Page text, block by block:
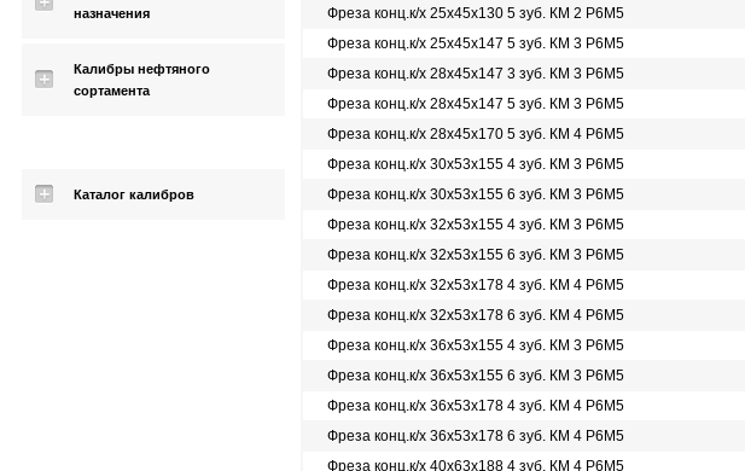
назначения
Калибры нефтяного
сортамента
Каталог калибров
Фреза конц.к/х 25х45х130 5 зуб. КМ 2 Р6М5
Фреза конц.к/х 25х45х147 5 зуб. КМ 3 Р6М5
Фреза конц.к/х 28х45х147 3 зуб. КМ 3 Р6М5
Фреза конц.к/х 28х45х147 5 зуб. КМ 3 Р6М5
Фреза конц.к/х 28х45х170 5 зуб. КМ 4 Р6М5
Фреза конц.к/х 30х53х155 4 зуб. КМ 3 Р6М5
Фреза конц.к/х 30х53х155 6 зуб. КМ 3 Р6М5
Фреза конц.к/х 32х53х155 4 зуб. КМ 3 Р6М5
Фреза конц.к/х 32х53х155 6 зуб. КМ 3 Р6М5
Фреза конц.к/х 32х53х178 4 зуб. КМ 4 Р6М5
Фреза конц.к/х 32х53х178 6 зуб. КМ 4 Р6М5
Фреза конц.к/х 36х53х155 4 зуб. КМ 3 Р6М5
Фреза конц.к/х 36х53х155 6 зуб. КМ 3 Р6М5
Фреза конц.к/х 36х53х178 4 зуб. КМ 4 Р6М5
Фреза конц.к/х 36х53х178 6 зуб. КМ 4 Р6М5
Фреза конц.к/х 40х63х188 4 зуб. КМ 4 Р6М5